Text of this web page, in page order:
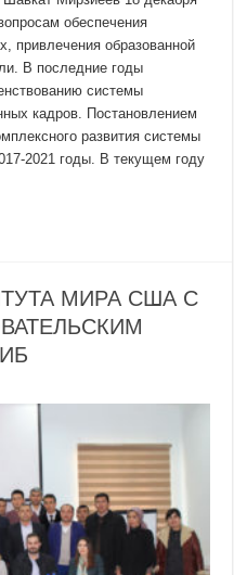
обеспечения
привлечения образованной
В последние годы
системы
кадров. Постановлением
развития системы
2021 годы. В текущем году
МИРА США С